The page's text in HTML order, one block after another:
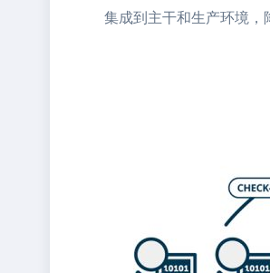
集成到主干和生产环境，